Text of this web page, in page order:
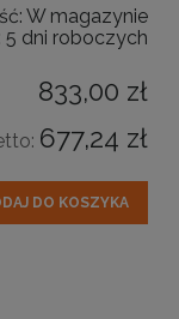
W magazynie
5 dni roboczych
833,00 zł
677,24 zł
DO KOSZYKA